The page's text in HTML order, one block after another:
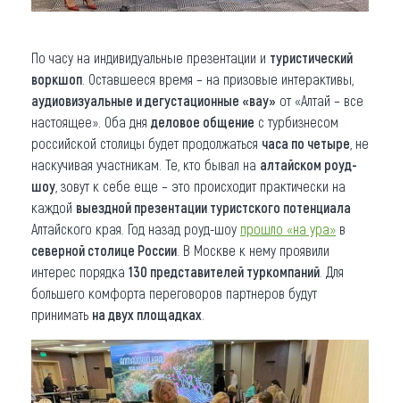
По часу на индивидуальные презентации и туристический
воркшоп . Оставшееся время – на призовые интерактивы,
аудиовизуальные и дегустационные «вау» от «Алтай – все
настоящее». Оба дня деловое общение с турбизнесом
российской столицы будет продолжаться часа по четыре , не
наскучивая участникам. Те, кто бывал на алтайском роуд-
шоу , зовут к себе еще – это происходит практически на
каждой выездной презентации туристского потенциала
Алтайского края. Год назад роуд-шоу прошло «на ура» в
северной столице России . В Москве к нему проявили
интерес порядка 130 представителей туркомпаний . Для
большего комфорта переговоров партнеров будут
принимать на двух площадках